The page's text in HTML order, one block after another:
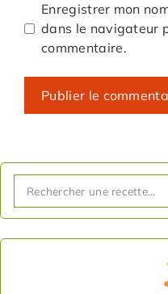
Enregistrer mon
dans le navigateur
commentaire.